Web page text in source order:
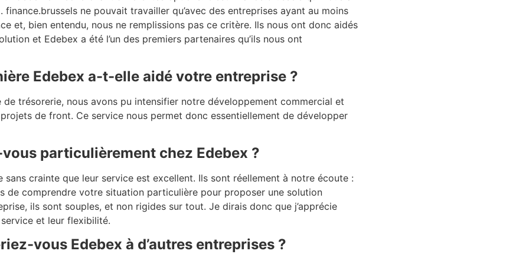
finance.brussels ne pouvait travailler qu’avec des entreprises ayant au moins
et, bien entendu, nous ne remplissions pas ce critère. Ils nous ont donc aidés
et Edebex a été l’un des premiers partenaires qu’ils nous ont
Edebex a-t-elle aidé votre entreprise ?
de trésorerie, nous avons pu intensifier notre développement commercial et
de front. Ce service nous permet donc essentiellement de développer
vous particulièrement chez Edebex ?
sans crainte que leur service est excellent. Ils sont réellement à notre écoute :
de comprendre votre situation particulière pour proposer une solution
ils sont souples, et non rigides sur tout. Je dirais donc que j’apprécie
et leur flexibilité.
vous Edebex à d’autres entreprises ?